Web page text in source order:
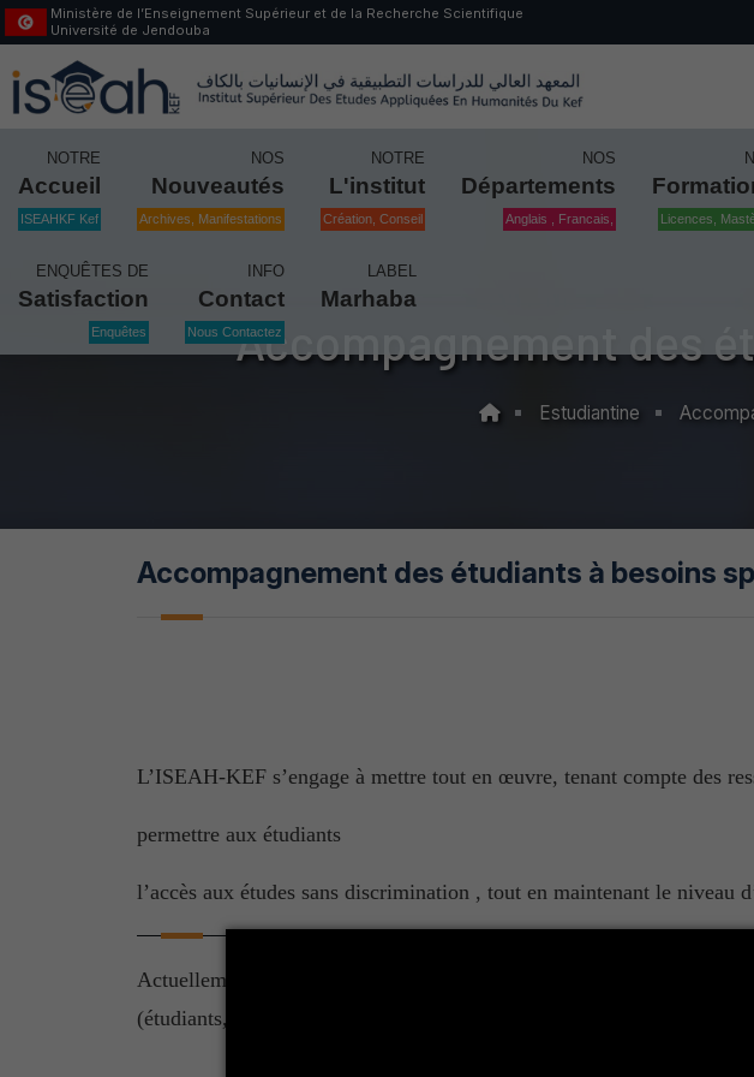
Ministère de l’Enseignement Supérieur et de la Recherche Scientifique
Université de Jendouba
NOTRE
Accueil
ISEAHKF Kef
NOS
Nouveautés
Archives, Manifestations
NOTRE
L'institut
Création, Conseil
NOS
Départements
Anglais , Francais, Licences,
ENQUÊTES DE
Satisfaction
Enquêtes
INFO
Contact
Nous Contactez
LABEL
Marhaba
Accompagnement des
Estudiantine
Accompagnement des étudiants à besoins
L’ISEAH-KEF s’engage à mettre tout en œuvre, tenant compte des
permettre aux étudiants
l’accès aux études sans discrimination , tout en maintenant le niveau
Actuellement toute la prise en charge et l’accompagnement de cette
(étudiants, enseignants et agents qui veulent bien le faire) ou surtout